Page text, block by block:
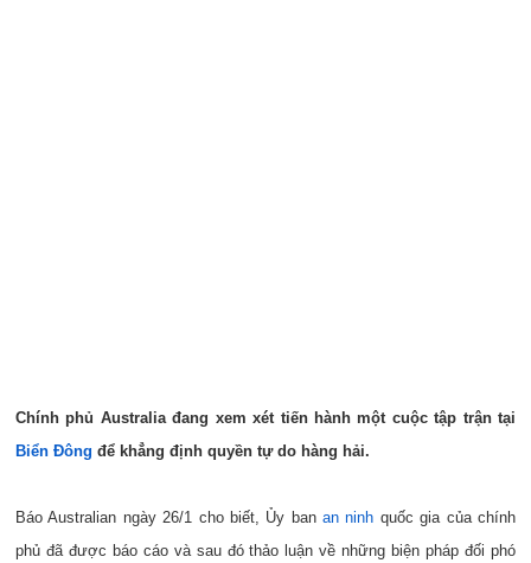
Chính phủ Australia đang xem xét tiến hành một cuộc tập trận tại
Biển Đông để khẳng định quyền tự do hàng hải.
Báo Australian ngày 26/1 cho biết, Ủy banan ninh quốc gia của chính
phủ đã được báo cáo và sau đó thảo luận về những biện pháp đối phó